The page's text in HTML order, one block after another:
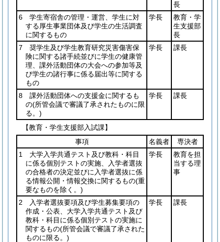
長
6 学生寄宿舎の管理・運営、学生に対
する厚生事業団体及び学生の生活調査
に関するもの
学長
教育・学
生支援部
長
7 奨学生及び学生教育研究災害傷害保
険に関する諸手続並びに学生の健康管
理、課外活動団体の大会への参加等及
び学生の諸行事に係る届出等に関する
もの
学長 課長
8 課外活動団体への支援金に関するも
の(所管会議で審議了承されたものに限
る。)
学長 課長
【教育・学生支援部入試課】
事項
名義者
専決者
1 大学入学共通テスト及び教科・科目
に係る個別テストの実施、入学者選抜
の合格者の決定並びに入学者選抜に係
る情報公開・情報交換に関するもの(重
要なものを除く。)
学長
教育を担
当する理
事
2 入学者選抜要項及び学生募集要項の
作成・公表、大学入学共通テスト及び
教科・科目に係る個別テストの実施に
関するもの(所管会議で審議了承された
ものに限る。)
学長 課長